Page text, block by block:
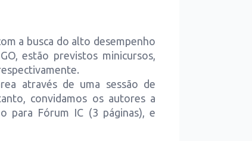
a busca do alto desempenho
estão previstos minicursos,
através de uma sessão de
convidamos os autores a
para Fórum IC (3 páginas), e